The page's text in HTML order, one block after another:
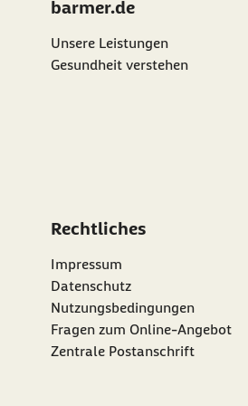
barmer.de
Unsere Leistungen
Gesundheit verstehen
Rechtliches
Impressum
Datenschutz
Nutzungsbedingungen
Fragen zum Online-Angebot
Zentrale Postanschrift